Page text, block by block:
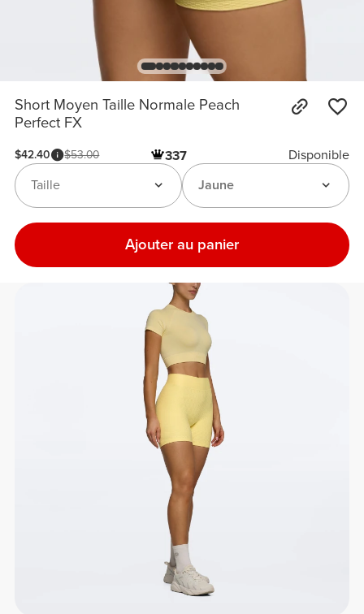
Short Moyen Taille Normale Peach
Perfect FX
$42.40 $53.00 337
Disponible
Jaune
Taille
Ajouter au panier